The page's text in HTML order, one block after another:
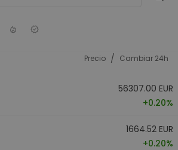
Precio / Cambiar 24h
56307.00 EUR
+0.20%
1664.52 EUR
+0.20%